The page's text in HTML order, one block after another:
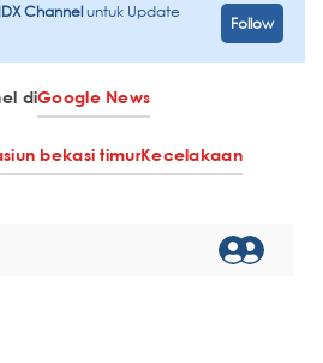
Channeluntuk Update
Follow
diGoogle News
bekasi timurKecelakaan